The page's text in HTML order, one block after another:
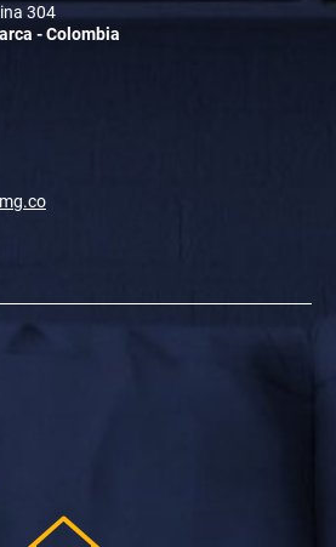
304
- Colombia